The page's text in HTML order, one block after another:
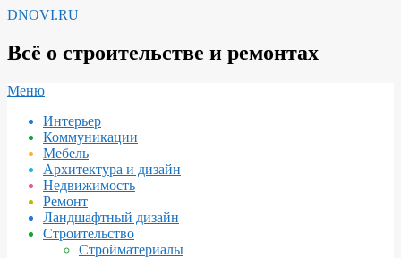
Перейти
содержимому
DNOVI.RU
Всё о строительстве и ремонтах
Вторичное
навигации
Меню
Интерьер
Коммуникации
Мебель
Архитектура и дизайн
Недвижимость
Ремонт
Ландшафтный дизайн
Строительство
Стройматериалы